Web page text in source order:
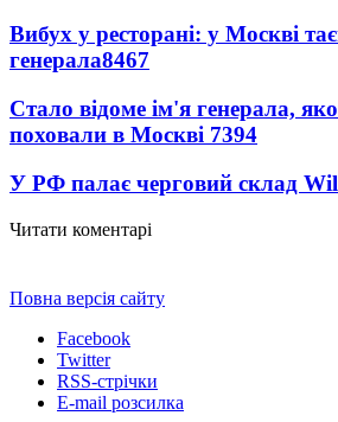
Вибух у ресторані: у Москві
генерала8467
Стало відоме ім'я генерала,
поховали в Москві 7394
У РФ палає черговий склад
Читати коментарі
Повна версія сайту
Facebook
Twitter
RSS-стрічки
E-mail розсилка